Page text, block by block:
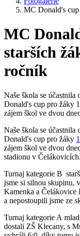
MC Donald's cup
MC
starších
ročník
Naše škola se
Donald's cup pro žáky
zájem škol ve dvou
Naše škola se
Donald's cup pro žáky
zájem škol ve dvou
stadionu v Čelákovicích.
Turnaj kategorie B
jsme si silnou skupinu,
Kamenka a
a nepostoupili jsme ze
Turnaj kategorie A
dostali ZŠ Klecany, s